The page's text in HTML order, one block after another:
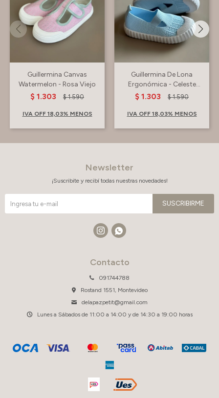
Guillermina Canvas
Watermelon - Rosa Viejo
$ 1.303 $ 1.590
IVA OFF 18,03% MENOS
Guillermina De Lona
Ergonómica - Celeste
Pastel
$ 1.303 $ 1.590
IVA OFF 18,03% MENOS
Contacto
091744788
Rostand 1551, Montevideo
delapazpetit@gmail.com
Lunes a Sábados de 11:00 a 14:00 y de 14:30 a 19:00 horas
Newsletter
¡Suscribite y recibí todas nuestras novedades!
SUSCRIBIRME
 